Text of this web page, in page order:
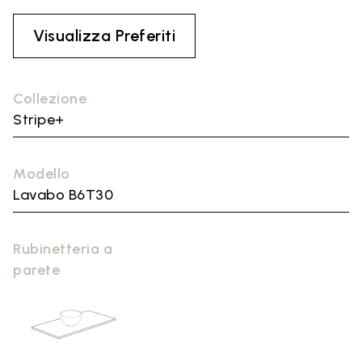
Collezione
Stripe+
Modello
Lavabo B6T30
Rubinetteria a
parete
Visualizza Preferiti